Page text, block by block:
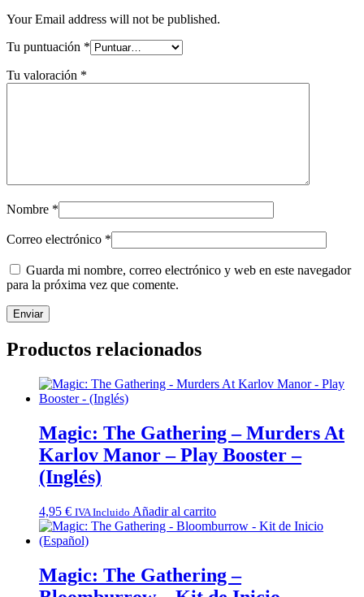
Your Email address will not be published.
Tu puntuación *
Tu valoración *
Nombre *
Correo electrónico *
Guarda mi nombre, correo electrónico y web en este navegador
para la próxima vez que comente.
Productos relacionados
Magic: The Gathering – Murders At
Karlov Manor – Play Booster –
(Inglés)
4,95 € IVA Incluido Añadir al carrito
Magic: The Gathering –